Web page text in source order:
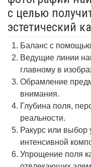
с целью
эстетический
Баланс с помощью
Ведущие линии
главному в
Обрамление
внимания.
Глубина поля,
реальности.
Ракурс или выбор
интенсивной
Упрощение поля